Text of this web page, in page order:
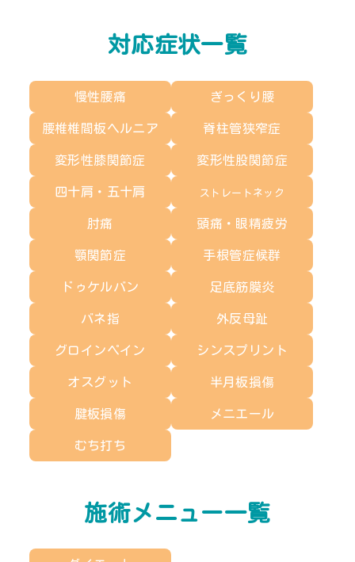
対応症状一覧
慢性腰痛 ぎっくり腰
腰椎椎間板ヘルニア 脊柱管狭窄症
変形性膝関節症 変形性股関節症
四十肩・五十肩 ストレートネック
肘痛 頭痛・眼精疲労
顎関節症 手根管症候群
ドゥケルバン 足底筋膜炎
バネ指 外反母趾
グロインペイン シンスプリント
オスグット 半月板損傷
腱板損傷 メニエール
むち打ち
施術メニュー一覧